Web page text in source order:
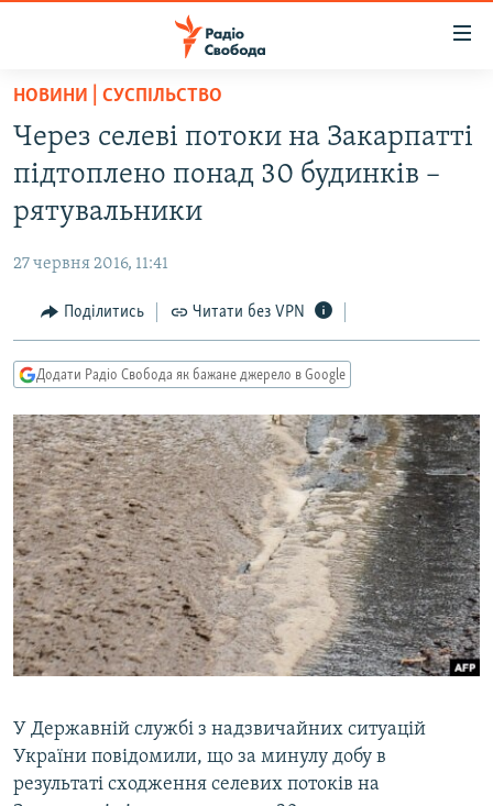
Перейти
основного
матеріалу
до
основної
навігації
Перейти
до
пошуку
ВСЕ ЗА ДОБУ
ЕКОНОМІКА
СУСПІЛЬСТВО
УКРАЇНА
СВІТ
РОСІЙСЬКА «ФІЛЬТРАЦІЯ»
ДОНБАС.РЕАЛІЇ
ТИ ЯК?
СХЕМИ
КИТАЙ.ВИКЛИКИ
МУЛЬТИМЕДІА
ФОТО
СПЕЦПРОЄКТИ
ПОДКАСТИ
РУС
УКР
КТАТ
НОВИНИ | СУСПІЛЬСТВО
Через селеві потоки на Закарпатті
підтоплено понад 30 будинків –
рятувальники
27 червня 2016, 11:41
Поділитись Читати без VPN
Додати Радіо Свобода як бажане джерело в Google
У Державній службі з надзвичайних ситуацій
України повідомили, що за минулу добу в
результаті сходження селевих потоків на